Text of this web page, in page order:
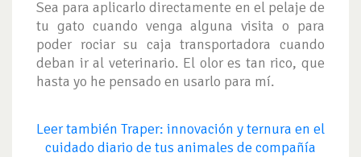
Sea para aplicarlo directamente en el pelaje de
tu gato cuando venga alguna visita o para
poder rociar su caja transportadora cuando
deban ir al veterinario. El olor es tan rico, que
hasta yo he pensado en usarlo para mí.
Leer también Traper: innovación y ternura en el
cuidado diario de tus animales de compañía